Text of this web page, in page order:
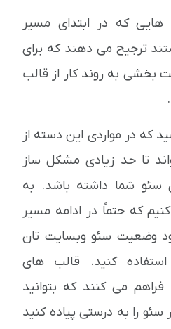
هایی که در ابتدای مسیر
ترجیح می دهند که برای
به روند کار از قالب
که در مواردی این دسته از
تا حد زیادی مشکل ساز
سئو شما داشته باشد. به
که حتماً در ادامه مسیر
وضعیت سئو وبسایت تان
کنید. قالب های
می کنند که بتوانید
را به درستی پیاده کنید